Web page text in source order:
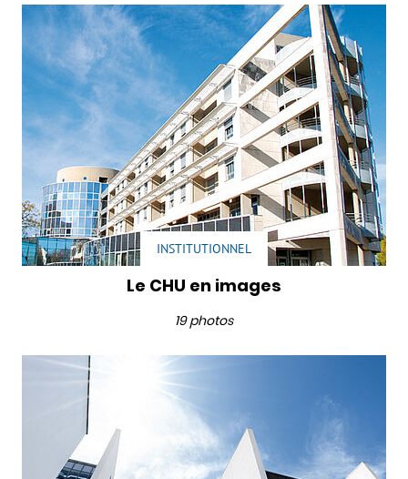
INSTITUTIONNEL
Le CHU en images
19 photos